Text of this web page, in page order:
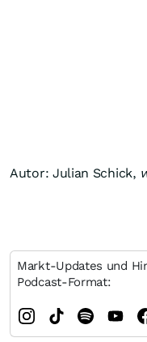
Autor: Julian Schick,
Markt-Updates und
Podcast-Format: